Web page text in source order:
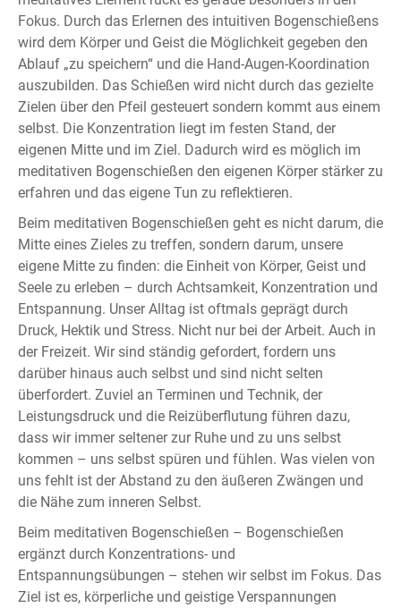
Fokus. Durch das Erlernen des intuitiven Bogenschießens
wird dem Körper und Geist die Möglichkeit gegeben den
Ablauf „zu speichern“ und die Hand-Augen-Koordination
auszubilden. Das Schießen wird nicht durch das gezielte
Zielen über den Pfeil gesteuert sondern kommt aus einem
selbst. Die Konzentration liegt im festen Stand, der
eigenen Mitte und im Ziel. Dadurch wird es möglich im
meditativen Bogenschießen den eigenen Körper stärker zu
erfahren und das eigene Tun zu reflektieren.
Beim meditativen Bogenschießen geht es nicht darum, die
Mitte eines Zieles zu treffen, sondern darum, unsere
eigene Mitte zu finden: die Einheit von Körper, Geist und
Seele zu erleben – durch Achtsamkeit, Konzentration und
Entspannung. Unser Alltag ist oftmals geprägt durch
Druck, Hektik und Stress. Nicht nur bei der Arbeit. Auch in
der Freizeit. Wir sind ständig gefordert, fordern uns
darüber hinaus auch selbst und sind nicht selten
überfordert. Zuviel an Terminen und Technik, der
Leistungsdruck und die Reizüberflutung führen dazu,
dass wir immer seltener zur Ruhe und zu uns selbst
kommen – uns selbst spüren und fühlen. Was vielen von
uns fehlt ist der Abstand zu den äußeren Zwängen und
die Nähe zum inneren Selbst.
Beim meditativen Bogenschießen – Bogenschießen
ergänzt durch Konzentrations- und
Entspannungsübungen – stehen wir selbst im Fokus. Das
Ziel ist es, körperliche und geistige Verspannungen